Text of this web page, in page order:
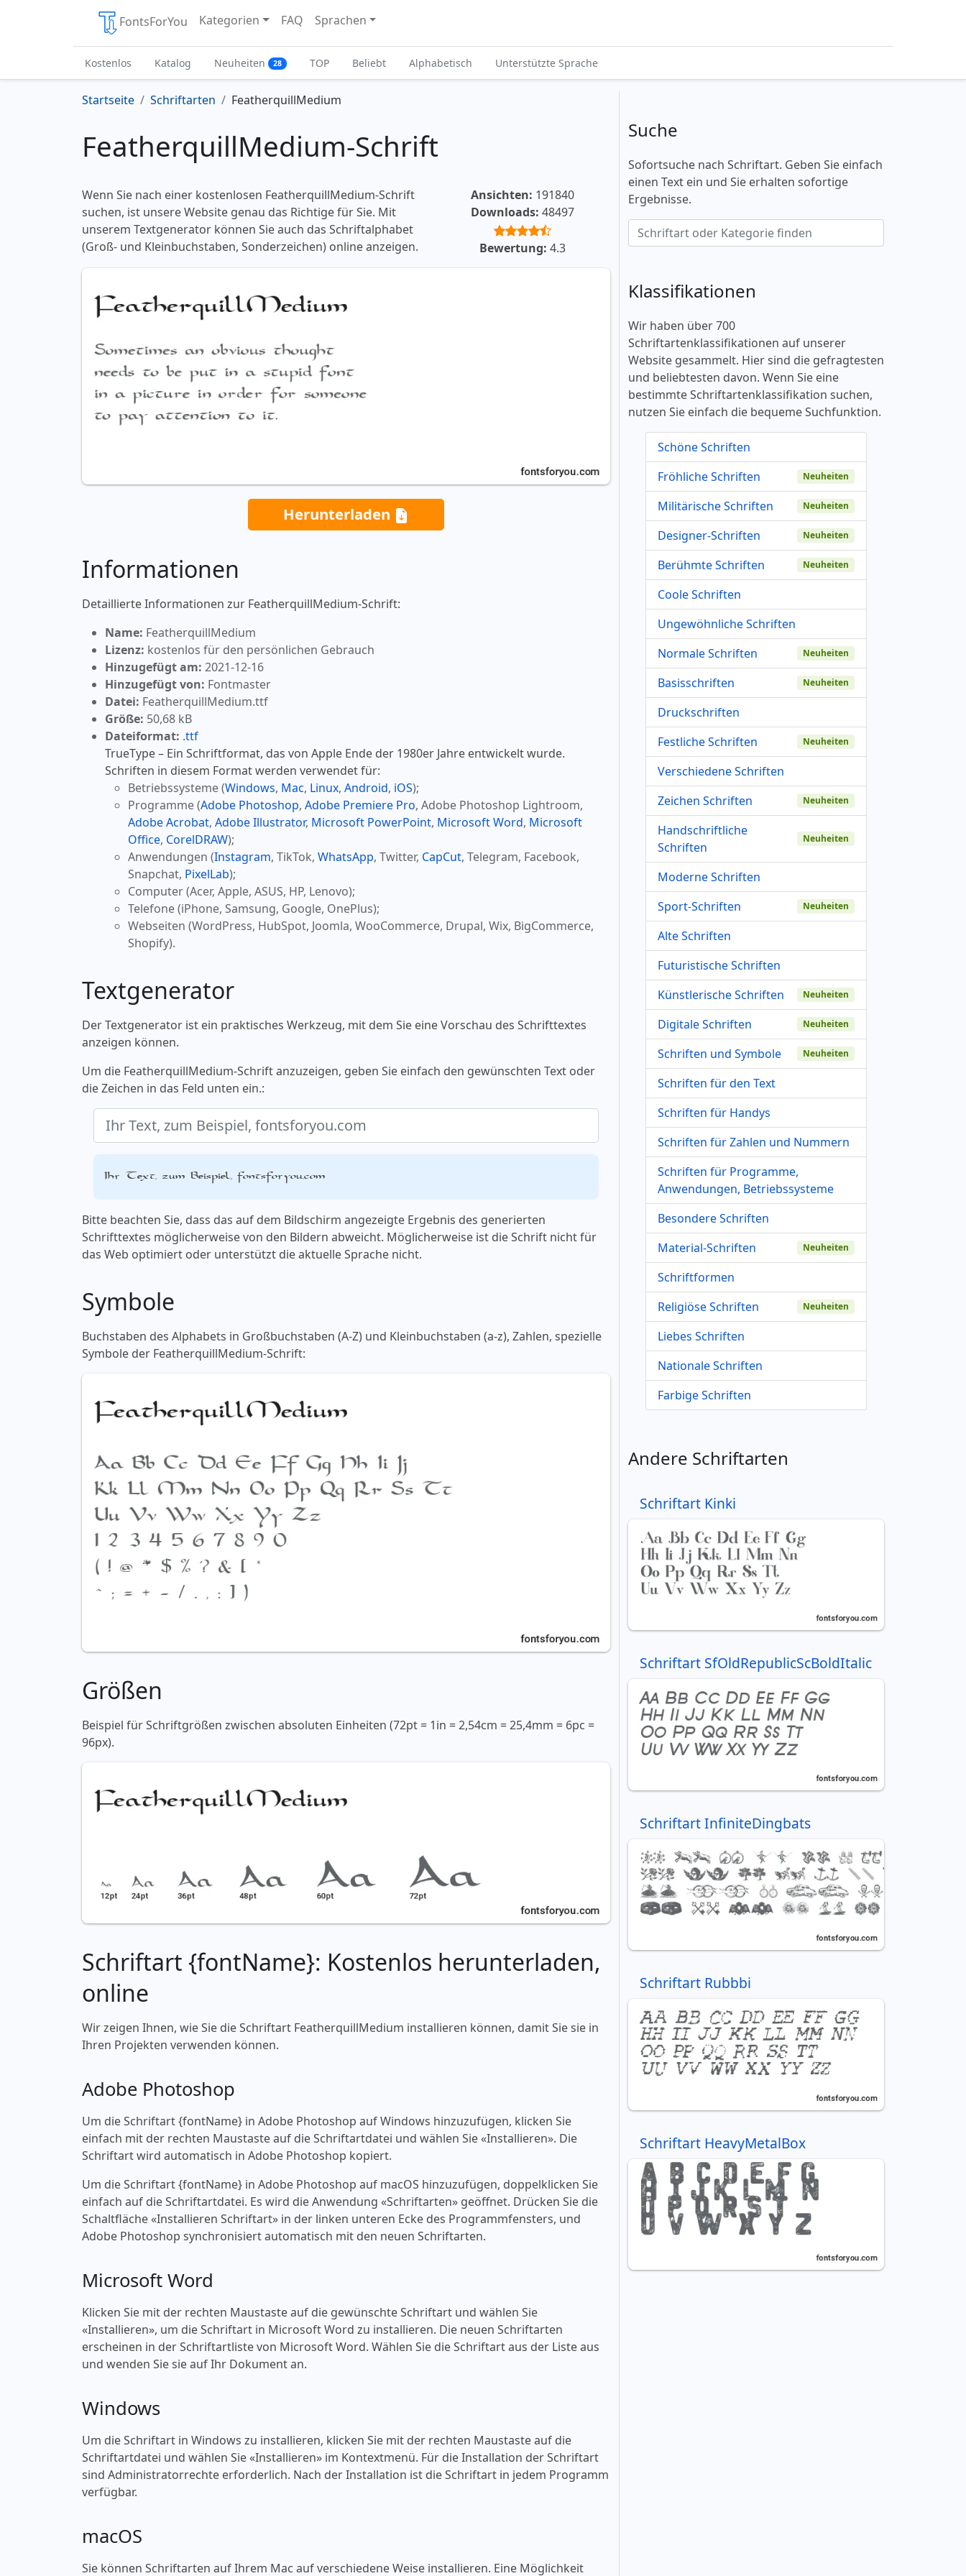
FontsForYou Kategorien FAQ Sprachen
Kostenlos Katalog Neuheiten 28 TOP Beliebt Alphabetisch Unterstützte Sprache
Startseite Schriftarten FeatherquillMedium
FeatherquillMedium-Schrift
Wenn Sie nach einer kostenlosen FeatherquillMedium-Schrift
suchen, ist unsere Website genau das Richtige für Sie. Mit
unserem Textgenerator können Sie auch das Schriftalphabet
(Groß- und Kleinbuchstaben, Sonderzeichen) online anzeigen.
Ansichten: 191840
Downloads: 48497
Bewertung: 4.3
Herunterladen
Informationen
Detaillierte Informationen zur FeatherquillMedium-Schrift:
Name: FeatherquillMedium
Lizenz: kostenlos für den persönlichen Gebrauch
Hinzugefügt am: 2021-12-16
Hinzugefügt von: Fontmaster
Datei: FeatherquillMedium.ttf
Größe: 50,68 kB
Dateiformat: .ttf
TrueType – Ein Schriftformat, das von Apple Ende der 1980er Jahre entwickelt wurde.
Schriften in diesem Format werden verwendet für:
Betriebssysteme (Windows, Mac, Linux, Android, iOS);
Programme (Adobe Photoshop, Adobe Premiere Pro, Adobe Photoshop Lightroom,
Adobe Acrobat, Adobe Illustrator, Microsoft PowerPoint, Microsoft Word, Microsoft
Office, CorelDRAW);
Anwendungen (Instagram, TikTok, WhatsApp, Twitter, CapCut, Telegram, Facebook,
Snapchat, PixelLab);
Computer (Acer, Apple, ASUS, HP, Lenovo);
Telefone (iPhone, Samsung, Google, OnePlus);
Webseiten (WordPress, HubSpot, Joomla, WooCommerce, Drupal, Wix, BigCommerce,
Shopify).
Textgenerator
Der Textgenerator ist ein praktisches Werkzeug, mit dem Sie eine Vorschau des Schrifttextes
anzeigen können.
Um die FeatherquillMedium-Schrift anzuzeigen, geben Sie einfach den gewünschten Text oder
die Zeichen in das Feld unten ein.:
Ihr Text, zum Beispiel, fontsforyou.com
Bitte beachten Sie, dass das auf dem Bildschirm angezeigte Ergebnis des generierten
Schrifttextes möglicherweise von den Bildern abweicht. Möglicherweise ist die Schrift nicht für
das Web optimiert oder unterstützt die aktuelle Sprache nicht.
Symbole
Buchstaben des Alphabets in Großbuchstaben (A-Z) und Kleinbuchstaben (a-z), Zahlen, spezielle
Symbole der FeatherquillMedium-Schrift:
Größen
Beispiel für Schriftgrößen zwischen absoluten Einheiten (72pt = 1in = 2,54cm = 25,4mm = 6pc =
96px).
Schriftart {fontName}: Kostenlos herunterladen,
online
Wir zeigen Ihnen, wie Sie die Schriftart FeatherquillMedium installieren können, damit Sie sie in
Ihren Projekten verwenden können.
Adobe Photoshop
Um die Schriftart {fontName} in Adobe Photoshop auf Windows hinzuzufügen, klicken Sie
einfach mit der rechten Maustaste auf die Schriftartdatei und wählen Sie «‎Installieren». Die
Schriftart wird automatisch in Adobe Photoshop kopiert.
Um die Schriftart {fontName} in Adobe Photoshop auf macOS hinzuzufügen, doppelklicken Sie
einfach auf die Schriftartdatei. Es wird die Anwendung «‎Schriftarten» geöffnet. Drücken Sie die
Schaltfläche «‎Installieren Schriftart» in der linken unteren Ecke des Programmfensters, und
Adobe Photoshop synchronisiert automatisch mit den neuen Schriftarten.
Microsoft Word
Klicken Sie mit der rechten Maustaste auf die gewünschte Schriftart und wählen Sie
«‎Installieren», um die Schriftart in Microsoft Word zu installieren. Die neuen Schriftarten
erscheinen in der Schriftartliste von Microsoft Word. Wählen Sie die Schriftart aus der Liste aus
und wenden Sie sie auf Ihr Dokument an.
Windows
Um die Schriftart in Windows zu installieren, klicken Sie mit der rechten Maustaste auf die
Schriftartdatei und wählen Sie «‎Installieren» im Kontextmenü. Für die Installation der Schriftart
sind Administratorrechte erforderlich. Nach der Installation ist die Schriftart in jedem Programm
verfügbar.
macOS
Sie können Schriftarten auf Ihrem Mac auf verschiedene Weise installieren. Eine Möglichkeit
Suche
Sofortsuche nach Schriftart. Geben Sie einfach
einen Text ein und Sie erhalten sofortige
Ergebnisse.
Klassifikationen
Wir haben über 700
Schriftartenklassifikationen auf unserer
Website gesammelt. Hier sind die gefragtesten
und beliebtesten davon. Wenn Sie eine
bestimmte Schriftartenklassifikation suchen,
nutzen Sie einfach die bequeme Suchfunktion.
Schöne Schriften
Fröhliche Schriften
Neuheiten
Militärische Schriften Neuheiten
Designer-Schriften Neuheiten
Berühmte Schriften Neuheiten
Coole Schriften
Ungewöhnliche Schriften
Normale Schriften
Neuheiten
Basisschriften Neuheiten
Druckschriften
Festliche Schriften
Neuheiten
Verschiedene Schriften
Zeichen Schriften
Neuheiten
Handschriftliche
Schriften
Neuheiten
Moderne Schriften
Sport-Schriften
Neuheiten
Alte Schriften
Futuristische Schriften
Künstlerische Schriften
Neuheiten
Digitale Schriften Neuheiten
Schriften und Symbole Neuheiten
Schriften für den Text
Schriften für Handys
Schriften für Zahlen und Nummern
Schriften für Programme,
Anwendungen, Betriebssysteme
Besondere Schriften
Material-Schriften
Neuheiten
Schriftformen
Religiöse Schriften
Neuheiten
Liebes Schriften
Nationale Schriften
Farbige Schriften
Andere Schriftarten
Schriftart Kinki
Schriftart SfOldRepublicScBoldItalic
Schriftart InfiniteDingbats
Schriftart Rubbbi
Schriftart HeavyMetalBox